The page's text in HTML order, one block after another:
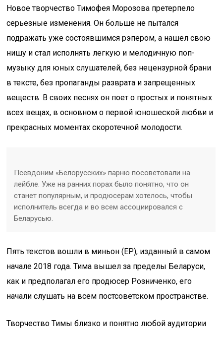
Новое творчество Тимофея Морозова претерпело
серьезные изменения. Он больше не пытался
подражать уже состоявшимся рэпером, а нашел свою
нишу и стал исполнять легкую и мелодичную поп-
музыку для юных слушателей, без нецензурной брани
в тексте, без пропаганды разврата и запрещенных
веществ. В своих песнях он поет о простых и понятных
всех вещах, в основном о первой юношеской любви и
прекрасных моментах скоротечной молодости.
Псевдоним «Белорусских» парню посоветовали на
лейбле. Уже на ранних порах было понятно, что он
станет популярным, и продюсерам хотелось, чтобы
исполнитель всегда и во всем ассоциировался с
Беларусью.
Пять текстов вошли в миньон (EP), изданный в самом
начале 2018 года. Тима вышел за пределы Беларуси,
как и предполагал его продюсер Розниченко, его
начали слушать на всем постсоветском пространстве.
Творчество Тимы близко и понятно любой аудитории